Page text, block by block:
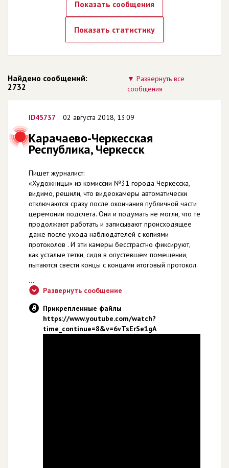
Найдено сообщений:
2732
Развернуть все
сообщения
ID45737 02 августа 2018, 13:09
Карачаево-Черкесская
Республика, Черкесск
Пишет журналист:
«Художницы» из комиссии №31 города Черкесска,
видимо, решили, что видеокамеры автоматически
отключаются сразу после окончания публичной части
церемонии подсчета. Они и подумать не могли, что те
продолжают работать и записывают происходящее
даже после ухода наблюдателей с копиями
протоколов . И эти камеры бесстрастно фиксируют,
как усталые тетки, сидя в опустевшем помещении,
пытаются свести концы с концами итоговый протокол.
...
Развернуть сообщение
Прикрепленные файлы
https://www.youtube.com/watch?
time_continue=8&v=6vTsErSe1gA